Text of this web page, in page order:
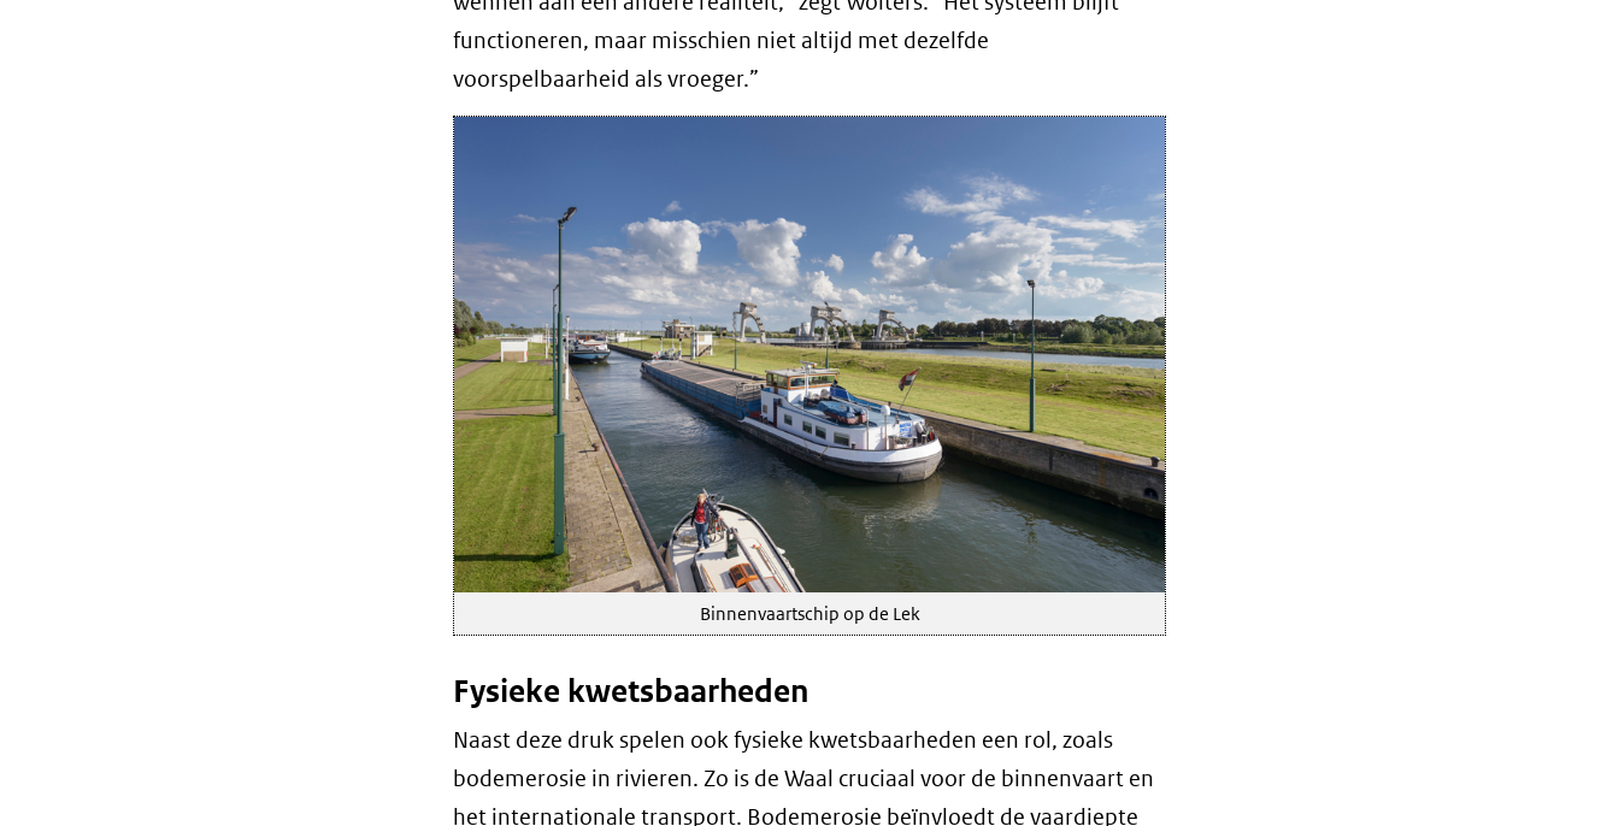
functioneren, maar misschien niet altijd met dezelfde
voorspelbaarheid als vroeger.”
Binnenvaartschip op de Lek
Fysieke kwetsbaarheden
Naast deze druk spelen ook fysieke kwetsbaarheden een rol, zoals
bodemerosie in rivieren. Zo is de Waal cruciaal voor de binnenvaart en
het internationale transport. Bodemerosie beïnvloedt de vaardiepte